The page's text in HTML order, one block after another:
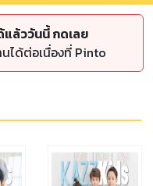
แล้ววันนี้ กดเลย
ได้ต่อเนื่องที่ Pinto